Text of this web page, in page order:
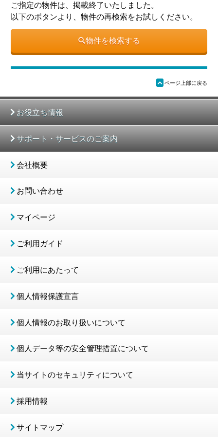
ご指定の物件は、掲載終了いたしました。
以下のボタンより、物件の再検索をお試しください。
物件を検索する
ü ページ上部に戻る
お役立ち情報
サポート・サービスのご案内
会社概要
お問い合わせ
マイページ
ご利用ガイド
ご利用にあたって
個人情報保護宣言
個人情報のお取り扱いについて
個人データ等の安全管理措置について
当サイトのセキュリティについて
採用情報
サイトマップ